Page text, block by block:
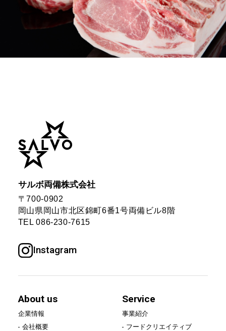
サルボ両備株式会社
〒700-0902
岡山県岡山市北区錦町6番1号両備ビル8階
TEL086-230-7615
Instagram
About us
企業情報
会社概要
Service
事業紹介
フードクリエイティブ